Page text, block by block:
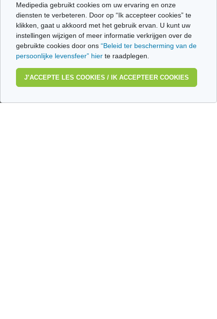
Medipedia gebruikt cookies om uw ervaring en onze
diensten te verbeteren. Door op “Ik accepteer cookies” te
klikken, gaat u akkoord met het gebruik ervan. U kunt uw
instellingen wijzigen of meer informatie verkrijgen over de
gebruikte cookies door ons “Beleid ter bescherming van de
persoonlijke levensfeer” hier te raadplegen.
J’ACCEPTE LES COOKIES / IK ACCEPTEER COOKIES
Aide Info Sida asbl
HivMix
Vidéo de l'association AIDES